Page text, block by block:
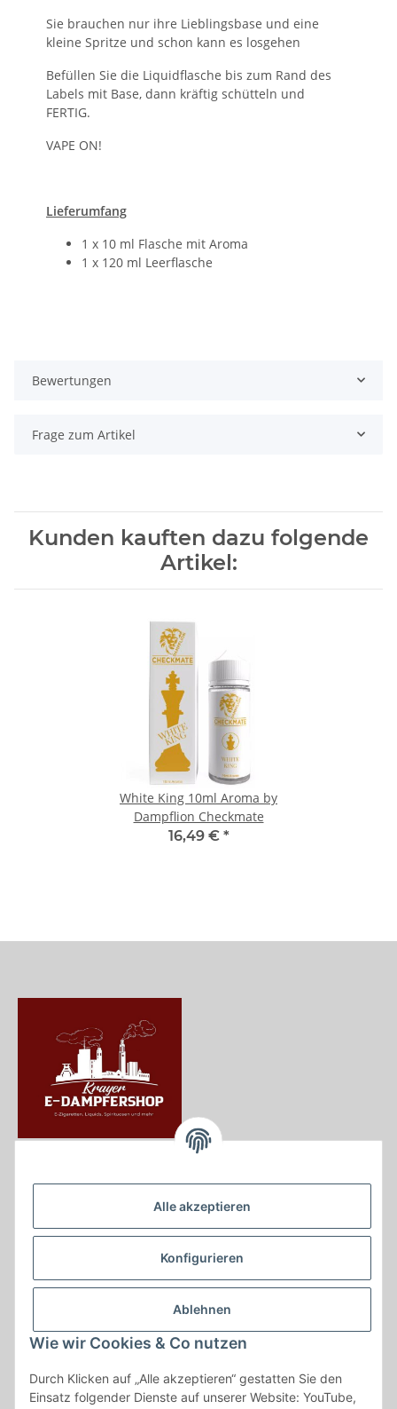
Alle akzeptieren
Konfigurieren
Ablehnen
Wie wir Cookies & Co nutzen
Durch Klicken auf „Alle akzeptieren“ gestatten Sie den
Einsatz folgender Dienste auf unserer Website: YouTube,
Sie brauchen nur ihre Lieblingsbase und eine
kleine Spritze und schon kann es losgehen
Befüllen Sie die Liquidflasche bis zum Rand des
Labels mit Base, dann kräftig schütteln und
FERTIG.
VAPE ON!
Lieferumfang
1 x 10 ml Flasche mit Aroma
1 x 120 ml Leerflasche
Bewertungen
Frage zum Artikel
Kunden kauften dazu folgende
Artikel:
White King 10ml Aroma by
Dampflion Checkmate
16,49 € *
Krayerstraße 249
Tel.:0201555402
info@krayer-edampfer-shop.de
Gesetzliche Informationen
Informationen
Vertrag widerrufen